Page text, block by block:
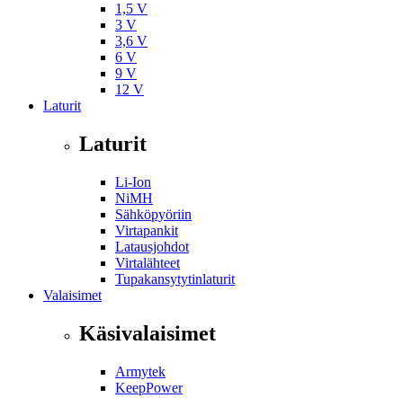
1,5 V
3 V
3,6 V
6 V
9 V
12 V
Laturit
Laturit
Li-Ion
NiMH
Sähköpyöriin
Virtapankit
Latausjohdot
Virtalähteet
Tupakansytytinlaturit
Valaisimet
Käsivalaisimet
Armytek
KeepPower